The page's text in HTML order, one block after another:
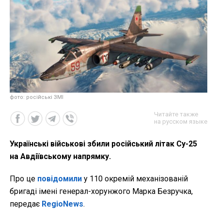
фото: російські ЗМІ
Читайте также
на русском языке
Українські військові збили російський літак Су-25
на Авдіївському напрямку.
Про це повідомили у 110 окремій механізованій
бригаді імені генерал-хорунжого Марка Безручка,
передає RegioNews.